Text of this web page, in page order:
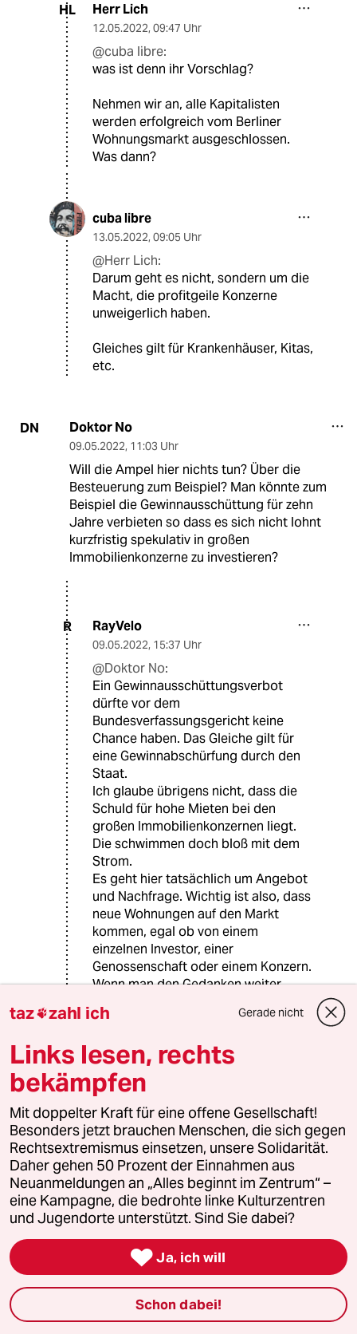
HL Herr Lich
12.05.2022, 09:47 Uhr
@cuba libre:
was ist denn ihr Vorschlag?
Nehmen wir an, alle Kapitalisten
werden erfolgreich vom Berliner
Wohnungsmarkt ausgeschlossen.
Was dann?
cuba libre
13.05.2022, 09:05 Uhr
@Herr Lich:
Darum geht es nicht, sondern um die
Macht, die profitgeile Konzerne
unweigerlich haben.
Gleiches gilt für Krankenhäuser, Kitas,
etc.
DN Doktor No
09.05.2022, 11:03 Uhr
Will die Ampel hier nichts tun? Über die
Besteuerung zum Beispiel? Man könnte zum
Beispiel die Gewinnausschüttung für zehn
Jahre verbieten so dass es sich nicht lohnt
kurzfristig spekulativ in großen
Immobilienkonzerne zu investieren?
R RayVelo
09.05.2022, 15:37 Uhr
@Doktor No:
Ein Gewinnausschüttungsverbot
dürfte vor dem
Bundesverfassungsgericht keine
Chance haben. Das Gleiche gilt für
eine Gewinnabschürfung durch den
Staat.
Ich glaube übrigens nicht, dass die
Schuld für hohe Mieten bei den
großen Immobilienkonzernen liegt.
Die schwimmen doch bloß mit dem
Strom.
Es geht hier tatsächlich um Angebot
und Nachfrage. Wichtig ist also, dass
neue Wohnungen auf den Markt
kommen, egal ob von einem
einzelnen Investor, einer
Genossenschaft oder einem Konzern.
Wenn man den Gedanken weiter
dass Großkonzerne investieren. Jede
auf die Mieten! Leider verstehen das
viele nicht.
Es mag natürlich Sinn machen, wenn
Städte in Wohnraum, vor allem
Sozialwohnungen investieren. Dabei
besteht aber immer die Gefahr, dass
weitere Ungerechtigkeiten entstehen,
wie man es am Beispiel Wien sieht.
Dort würden viele Mieter z.B. gerne
aus ihren großen Stadtwohnungen in
extremen Mietsteigerungen
betroffen.
cuba libre
taz zahl ich Gerade nicht
Links lesen, rechts
bekämpfen
Mit doppelter Kraft für eine offene Gesellschaft!
Besonders jetzt brauchen Menschen, die sich gegen
Rechtsextremismus einsetzen, unsere Solidarität.
Daher gehen 50 Prozent der Einnahmen aus
Neuanmeldungen an „Alles beginnt im Zentrum“ –
eine Kampagne, die bedrohte linke Kulturzentren
und Jugendorte unterstützt. Sind Sie dabei?
 Ja, ich will
Schon dabei!